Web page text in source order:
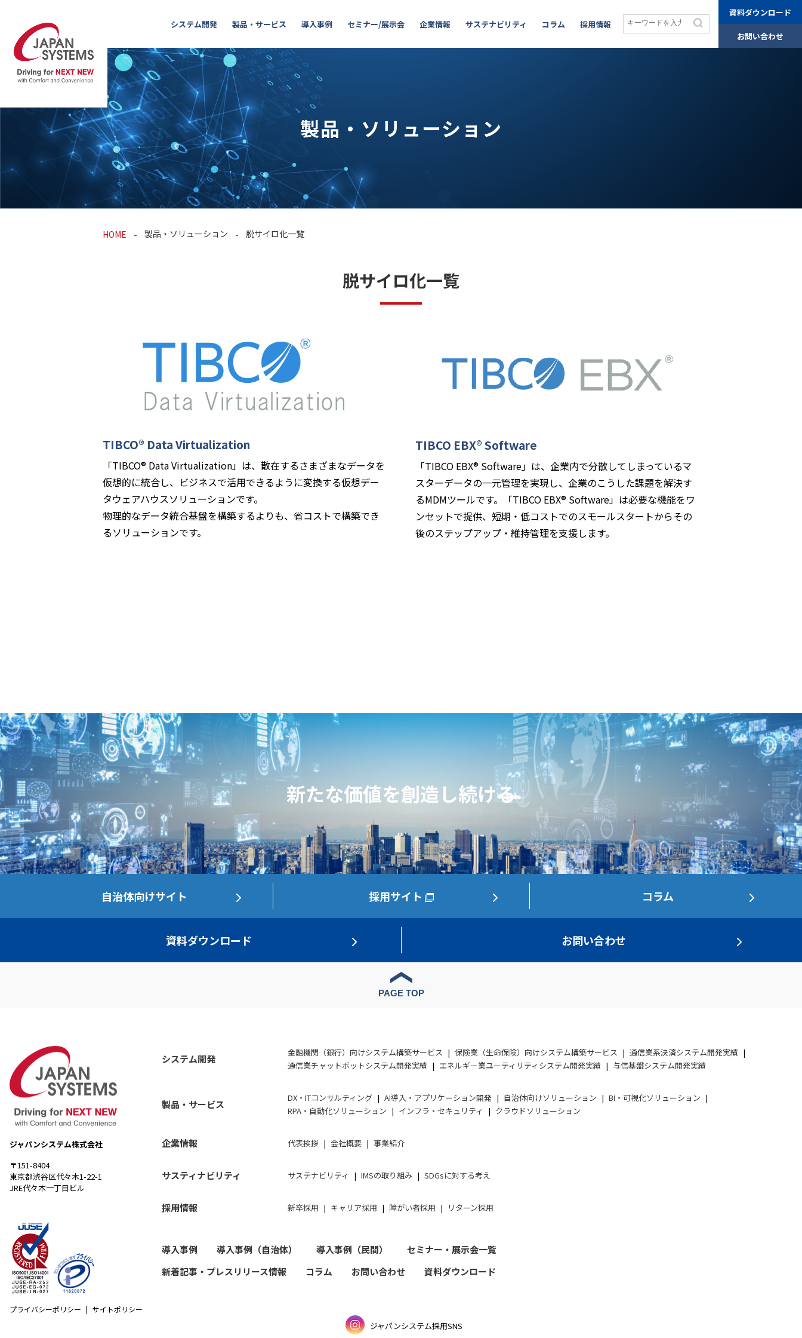
システム開発 製品・サービス 導入事例 セミナー/展示会 企業情報 サステナビリティ コラム 採用情報
資料ダウンロード
お問い合わせ
製品・ソリューション
HOME 製品・ソリューション 脱サイロ化一覧
脱サイロ化一覧
TIBCO® Data Virtualization
「TIBCO® Data Virtualization」は、散在するさまざまなデータを
仮想的に統合し、ビジネスで活用できるように変換する仮想デー
タウェアハウスソリューションです。
物理的なデータ統合基盤を構築するよりも、省コストで構築でき
るソリューションです。
TIBCO EBX® Software
「TIBCO EBX® Software」は、企業内で分散してしまっているマ
スターデータの一元管理を実現し、企業のこうした課題を解決す
るMDMツールです。「TIBCO EBX® Software」は必要な機能をワ
ンセットで提供、短期・低コストでのスモールスタートからその
後のステップアップ・維持管理を支援します。
新たな価値を創造し続ける
自治体向けサイト 採用サイト コラム
資料ダウンロード お問い合わせ
PAGE TOP
ジャパンシステム株式会社
〒151-8404
東京都渋谷区代々木1-22-1
JRE代々木一丁目ビル
プライバシーポリシー サイトポリシー
システム開発
金融機関（銀行）向けシステム構築サービス 保険業（生命保険）向けシステム構築サービス
通信業系決済システム開発実績
通信業チャットボットシステム開発実績
エネルギー業ユーティリティシステム開発実績 与信基盤システム開発実績
製品・サービス
DX・ITコンサルティング AI導入・アプリケーション開発 自治体向けソリューション
BI・可視化ソリューション
RPA・自動化ソリューション
インフラ・セキュリティ クラウドソリューション
企業情報 代表挨拶 会社概要 事業紹介
サスティナビリティ サステナビリティ IMSの取り組み SDGsに対する考え
採用情報 新卒採用 キャリア採用 障がい者採用 リターン採用
導入事例 導入事例（自治体） 導入事例（民間）
セミナー・展示会一覧
新着記事・プレスリリース情報
コラム お問い合わせ 資料ダウンロード
ジャパンシステム採用SNS